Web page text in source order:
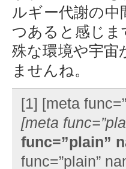
ルギー代謝の
つあると感じ
殊な環境や宇宙
ませんね。
[1] [meta
[meta
func=”plain”
func=”plain”